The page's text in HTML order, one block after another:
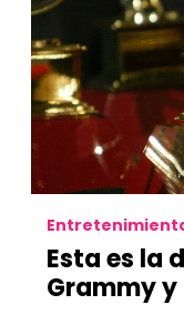
Esta es la
Grammy